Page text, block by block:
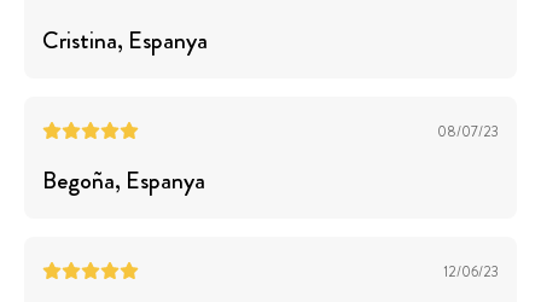
Cristina, Espanya
08/07/23
Begoña, Espanya
12/06/23